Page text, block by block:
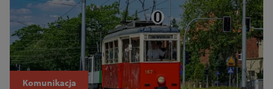
Komunikacja